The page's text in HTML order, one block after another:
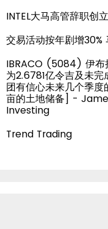
INTEL大马高管辞职
交易活动按年剧增30%
IBRACO (5084) 伊布
为2.6781亿令吉及未
团有信心未来几个季
亩的土地储备] -
Investing
Trend Trading